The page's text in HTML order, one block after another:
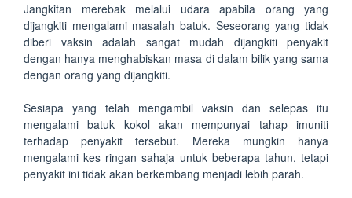
Jangkitan merebak melalui udara apabila orang yang
dijangkiti mengalami masalah batuk. Seseorang yang tidak
diberi vaksin adalah sangat mudah dijangkiti penyakit
dengan hanya menghabiskan masa di dalam bilik yang sama
dengan orang yang dijangkiti.
Sesiapa yang telah mengambil vaksin dan selepas itu
mengalami batuk kokol akan mempunyai tahap imuniti
terhadap penyakit tersebut. Mereka mungkin hanya
mengalami kes ringan sahaja untuk beberapa tahun, tetapi
penyakit ini tidak akan berkembang menjadi lebih parah.